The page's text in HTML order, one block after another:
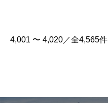
4,001 〜 4,020／全4,565件